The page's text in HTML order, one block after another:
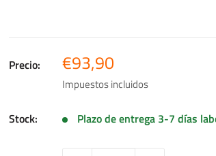
Precio: Precio
de
venta
€93,90
Impuestos incluidos
Stock: Plazo de entrega 3-7 días